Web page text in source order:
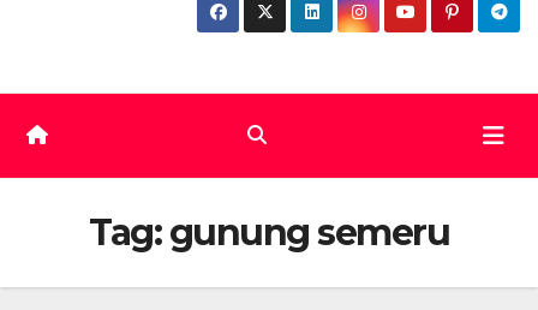
Tag:gunung semeru